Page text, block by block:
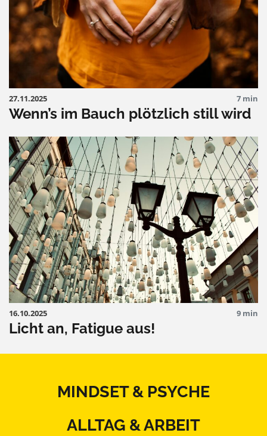
27.11.2025 7 min
Wenn’s im Bauch plötzlich still wird
16.10.2025 9 min
Licht an, Fatigue aus!
MINDSET & PSYCHE
ALLTAG & ARBEIT